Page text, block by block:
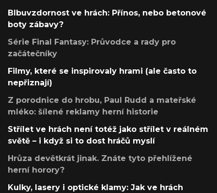
Blbuvzdornost ve hrách: Přínos, nebo betonové
boty zábavy?
Série Final Fantasy: Průvodce a rady pro
začátečníky
Filmy, které se inspirovaly hrami (ale často to
nepřiznají)
Z porodnice do hrobu, Paul Rudd a mateřské
mléko: šílené reklamy herní historie
Střílet ve hrách není totéž jako střílet v reálném
světě – i když si to dost hráčů myslí
Hrůza devětkrát jinak. Znáte tyto přehlížené
herní horory?
Kulky, lasery i optické klamy: Jak ve hrách